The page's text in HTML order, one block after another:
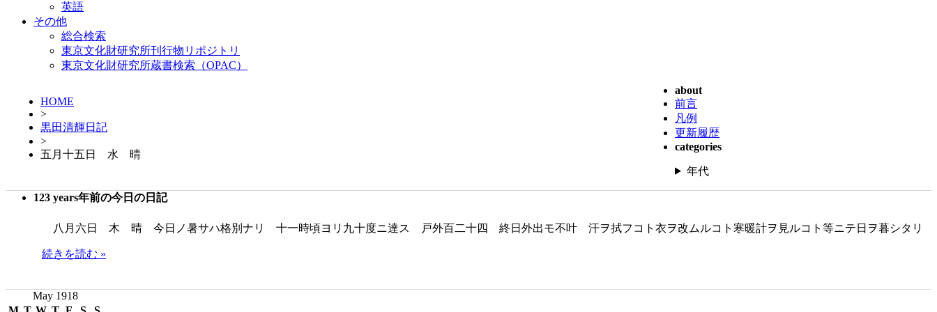
英語
その他
総合検索
東京文化財研究所刊行物リポジトリ
東京文化財研究所蔵書検索（OPAC）
HOME
>
黒田清輝日記
>
五月十五日 水 晴
about
前言
凡例
更新履歴
categories
年代
123 years年前の今日の日記
八月六日 木 晴 今日ノ暑サハ格別ナリ 十一時頃ヨリ九十度ニ達ス 戸外百二十四 終日外出モ不叶 汗ヲ拭フコト衣ヲ改ムルコト寒暖計ヲ見ルコト等ニテ日ヲ暮シタリ
続きを読む »
May 1918